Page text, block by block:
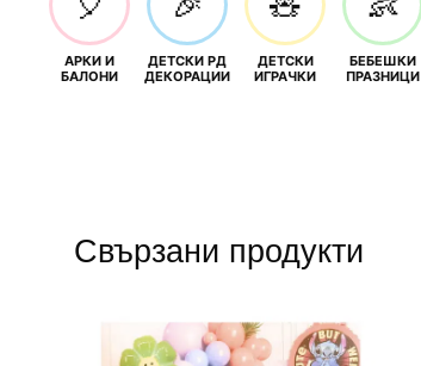
АРКИ И
БАЛОНИ
ДЕТСКИ РД
ДЕКОРАЦИИ
ДЕТСКИ
ИГРАЧКИ
БЕБЕШКИ
ПРАЗНИЦИ
Свързани продукти